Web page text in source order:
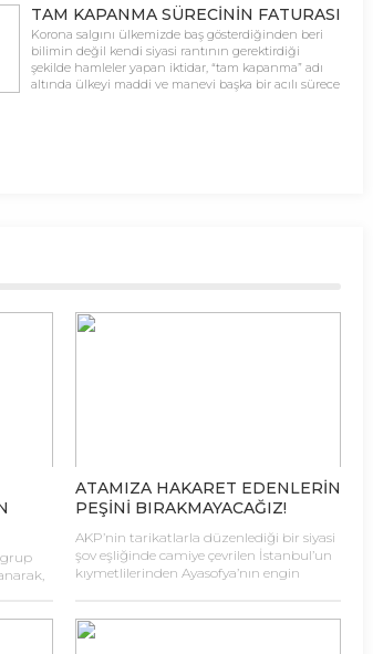
virüs salgınıyla başka bir boyut kazanmış, taktığı
tüm modern maskeleri çıkararak işçi sınıfına bir kez
daha en vahşi yüzünü göstermiştir. Zenginlerin
deniz manzaralı evlerinden attığı “evde kal” […]
TAM KAPANMA SÜRECİNİN FATURASI
EĞİTİM ÇALIŞANLARINA
ÇIKARILMAMALIDIR
Korona salgını ülkemizde baş gösterdiğinden beri
bilimin değil kendi siyasi rantının gerektirdiği
şekilde hamleler yapan iktidar, “tam kapanma” adı
altında ülkeyi maddi ve manevi başka bir acılı sürece
grup
ATAMIZA HAKARET EDENLERİN
PEŞİNİ BIRAKMAYACAĞIZ!
AKP’nin tarikatlarla düzenlediği bir siyasi
şov eşliğinde camiye çevrilen İstanbul’un
kıymetlilerinden Ayasofya’nın engin
Diyanet İşleri Başkanı’nın büyük önder
Mustafa Kemal Atatürk’e dil uzatmasının